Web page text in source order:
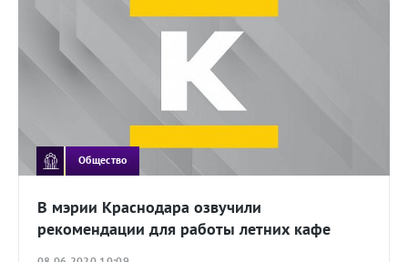
Общество
В мэрии Краснодара озвучили
рекомендации для работы летних кафе